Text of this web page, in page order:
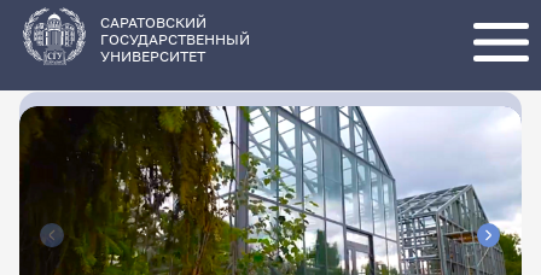
основному
содержанию
САРАТОВСКИЙ
ГОСУДАРСТВЕННЫЙ
УНИВЕРСИТЕТ